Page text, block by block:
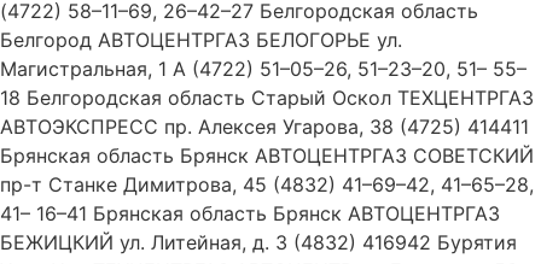
(4722) 58–11–69, 26–42–27 Белгородская область
Белгород АВТОЦЕНТРГАЗ БЕЛОГОРЬЕ ул.
Магистральная, 1 А (4722) 51–05–26, 51–23–20, 51– 55–
18 Белгородская область Старый Оскол ТЕХЦЕНТРГАЗ
АВТОЭКСПРЕСС пр. Алексея Угарова, 38 (4725) 414411
Брянская область Брянск АВТОЦЕНТРГАЗ СОВЕТСКИЙ
пр-т Станке Димитрова, 45 (4832) 41–69–42, 41–65–28,
41– 16–41 Брянская область Брянск АВТОЦЕНТРГАЗ
БЕЖИЦКИЙ ул. Литейная, д. 3 (4832) 416942 Бурятия